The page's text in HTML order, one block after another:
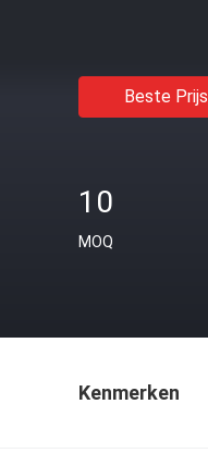
Beste Prijs
10
MOQ
Kenmerken